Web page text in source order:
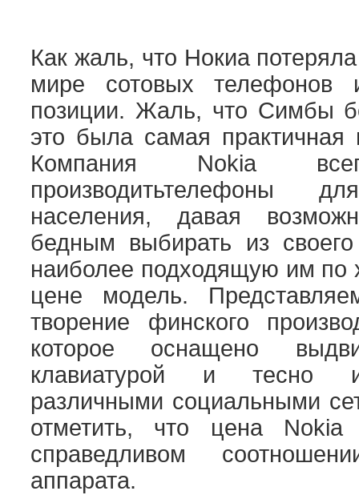
Как жаль, что Нокиа
мире сотовых телефонов
позиции. Жаль, что Симбы
это была самая практичная
Компания Nokia
производитьтелефоны
населения, давая
бедным выбирать из
наиболее подходящую им по
цене модель.
творение финского
которое оснащено
клавиатурой и тесно
различными социальными
отметить, что цена
справедливом
аппарата.